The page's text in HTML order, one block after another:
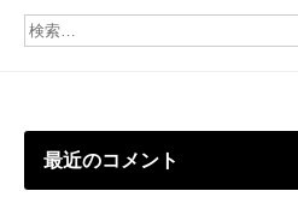
ブ
最近のコメント